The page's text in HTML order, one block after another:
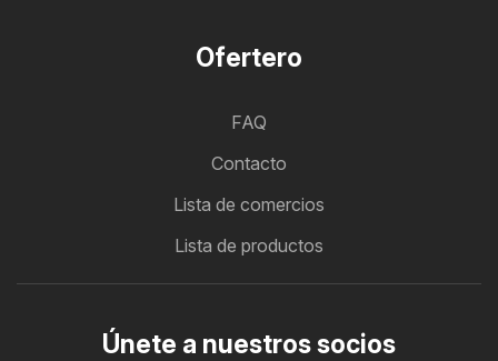
Ofertero
FAQ
Contacto
Lista de comercios
Lista de productos
Únete a nuestros socios